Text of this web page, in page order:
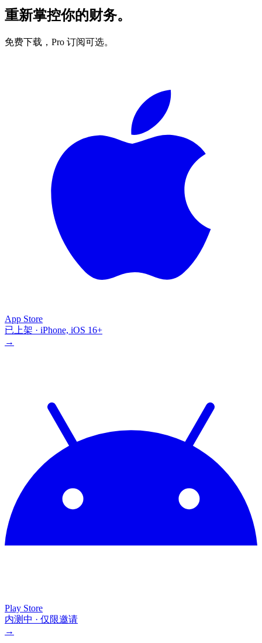
重新掌控你的财务。
免费下载，Pro 订阅可选。
App Store
已上架 · iPhone, iOS 16+
→
Play Store
内测中 · 仅限邀请
→